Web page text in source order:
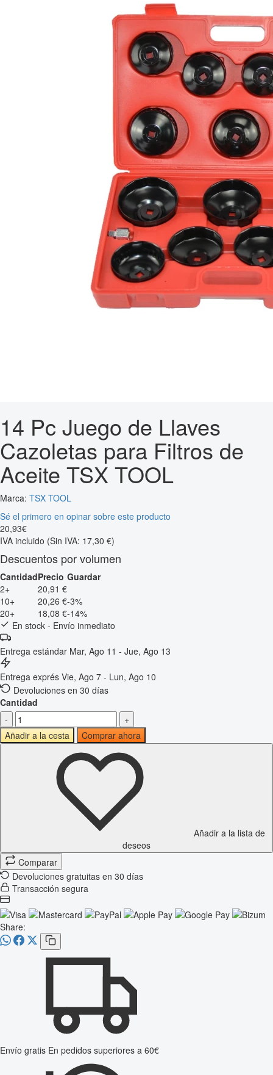
14 Pc Juego de Llaves
Cazoletas para Filtros de
Aceite TSX TOOL
Marca: TSX TOOL
Sé el primero en opinar sobre este producto
20,93€
IVA incluido (Sin IVA: 17,30 €)
Descuentos por volumen
CantidadPrecio Guardar
2+
20,91 €
10+
20,26 €-3%
20+
18,08 €-14%
En stock - Envío inmediato
Entrega estándar Mar, Ago 11 - Jue, Ago 13
Entrega exprés Vie, Ago 7 - Lun, Ago 10
Devoluciones en 30 días
Cantidad
-
+
Añadir a la cesta
Comprar ahora
Añadir a la lista de
deseos
Comparar
Devoluciones gratuitas en 30 días
Transacción segura
Share:
Envío gratis En pedidos superiores a 60€